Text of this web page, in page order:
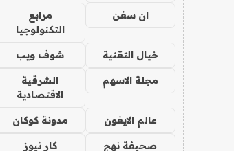
ان سفن
مرابع
التكنولوجيا
خيال التقنية شوف ويب
مجلة الاسهم
الشرقية
الاقتصادية
عالم الايفون مدونة كوكان
صحيفة نهج كار نيوز